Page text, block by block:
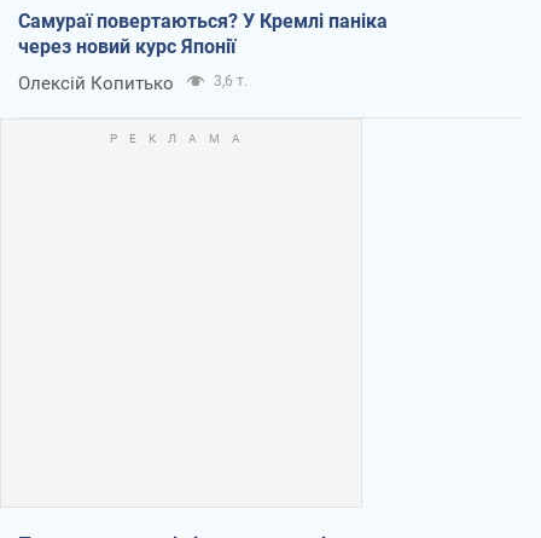
Самураї повертаються? У Кремлі паніка
через новий курс Японії
Олексій Копитько 3,6 т.